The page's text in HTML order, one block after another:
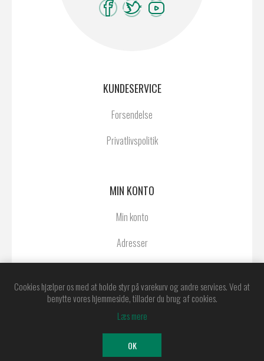
KUNDESERVICE
Forsendelse
Privatlivspolitik
MIN KONTO
Min konto
Adresser
Copyright © 2026 Østerby Agentur A/S. Alle
rettigheder forbeholdt.
Cookies hjælper os med at holde styr på varekurv og andre services. Ved at
benytte vores hjemmeside, tillader du brug af cookies.
Læs mere
OK